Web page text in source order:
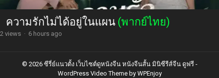
ความรักไม่ได้อยู่ในแผน (พากย์ไทย)
2 views · 6 hours ago
© 2026 ซีรี่ย์แนวตั้ง เว็บไซต์ดูหนังจีน หนังจีนสั้น มินิซีรีส์จีน ดูฟรี -
WordPress Video Themeby WPEnjoy